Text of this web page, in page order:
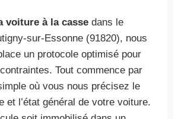
voiture à la casse dans le
sur-Essonne (91820), nous
un protocole optimisé pour
Tout commence par
où vous nous précisez le
et l’état général de votre voiture.